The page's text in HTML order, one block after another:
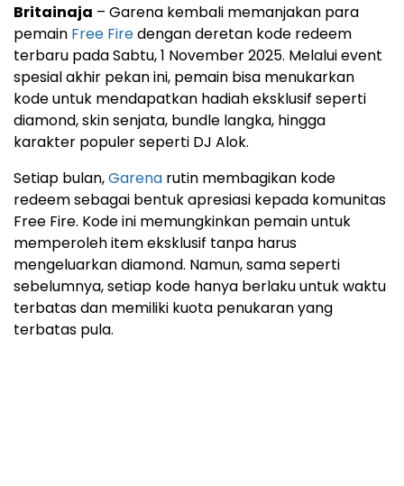
Britainaja – Garena kembali memanjakan para
pemain Free Firedengan deretan kode redeem
terbaru pada Sabtu, 1 November 2025. Melalui event
spesial akhir pekan ini, pemain bisa menukarkan
kode untuk mendapatkan hadiah eksklusif seperti
diamond, skin senjata, bundle langka, hingga
karakter populer seperti DJ Alok.
Setiap bulan,Garena rutin membagikan kode
redeem sebagai bentuk apresiasi kepada komunitas
Free Fire. Kode ini memungkinkan pemain untuk
memperoleh item eksklusif tanpa harus
mengeluarkan diamond. Namun, sama seperti
sebelumnya, setiap kode hanya berlaku untuk waktu
terbatas dan memiliki kuota penukaran yang
terbatas pula.